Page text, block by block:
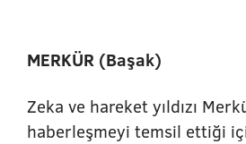
MERKÜR (Başak)
Zeka ve hareket yıldızı
haberleşmeyi temsil ettiği